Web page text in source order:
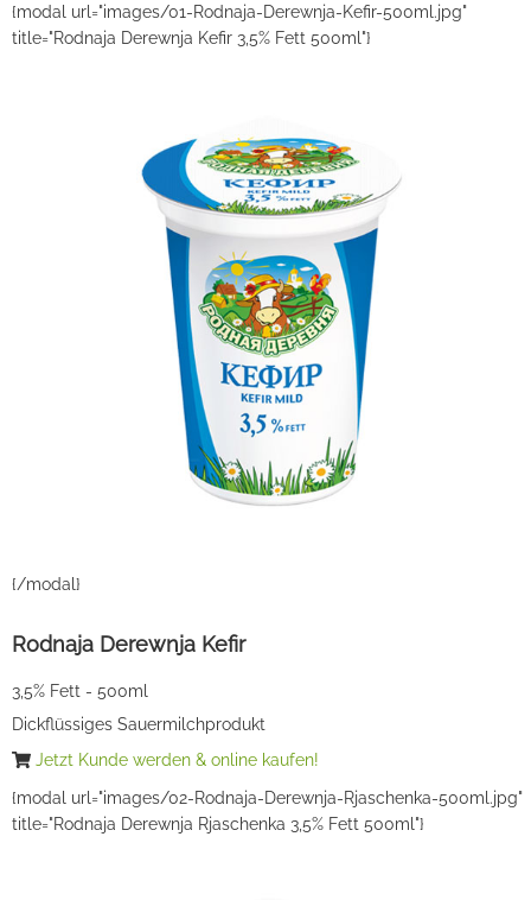
{modal url="images/01-Rodnaja-Derewnja-Kefir-500ml.jpg"
title="Rodnaja Derewnja Kefir 3,5% Fett 500ml"}
{/modal}
Rodnaja Derewnja Kefir
3,5% Fett - 500ml
Dickflüssiges Sauermilchprodukt
Jetzt Kunde werden & online kaufen!
{modal url="images/02-Rodnaja-Derewnja-Rjaschenka-500ml.jpg"
title="Rodnaja Derewnja Rjaschenka 3,5% Fett 500ml"}